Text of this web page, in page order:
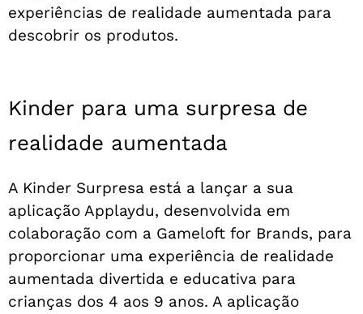
experiências de realidade aumentada para
descobrir os produtos.
Kinder para uma surpresa de
realidade aumentada
A Kinder Surpresa está a lançar a sua
aplicação Applaydu, desenvolvida em
colaboração com a Gameloft for Brands, para
proporcionar uma experiência de realidade
aumentada divertida e educativa para
crianças dos 4 aos 9 anos. A aplicação